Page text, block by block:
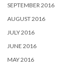
SEPTEMBER 2016
AUGUST 2016
JULY 2016
JUNE 2016
MAY 2016